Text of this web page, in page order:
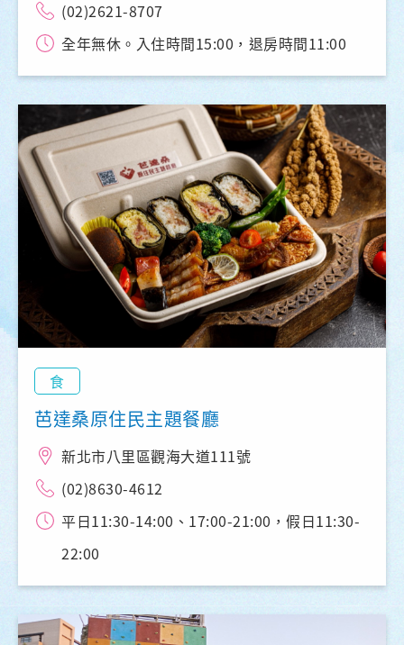
(02)2621-8707
全年無休。入住時間15:00，退房時間11:00
食
芭達桑原住民主題餐廳
新北市八里區觀海大道111號
(02)8630-4612
平日11:30-14:00、17:00-21:00，假日11:30-
22:00